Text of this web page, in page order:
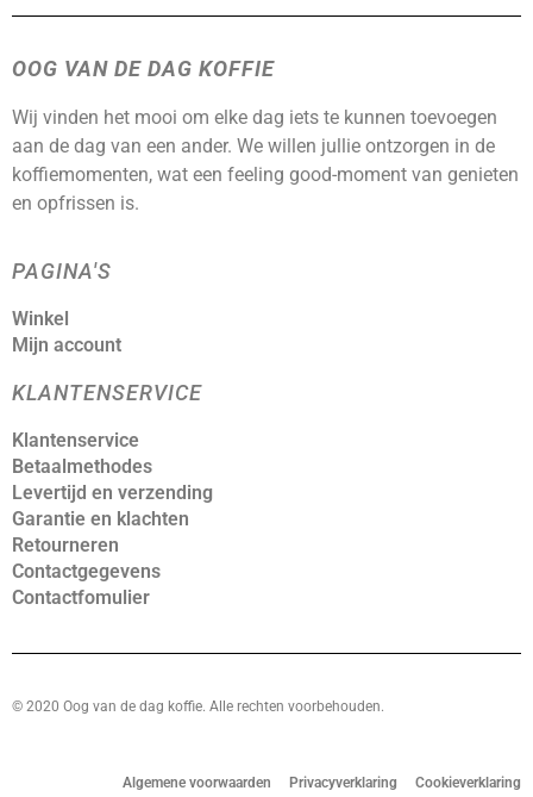
OOG VAN DE DAG KOFFIE
Wij vinden het mooi om elke dag iets te kunnen toevoegen
aan de dag van een ander. We willen jullie ontzorgen in de
koffiemomenten, wat een feeling good-moment van genieten
en opfrissen is.
PAGINA'S
Winkel
Mijn account
KLANTENSERVICE
Klantenservice
Betaalmethodes
Levertijd en verzending
Garantie en klachten
Retourneren
Contactgegevens
Contactfomulier
© 2020 Oog van de dag koffie. Alle rechten voorbehouden.
Algemene voorwaarden Privacyverklaring Cookieverklaring